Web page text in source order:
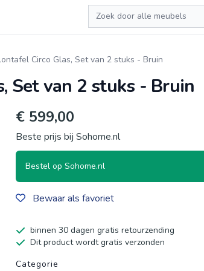
Zoeken
Circo Glas, Set van 2 stuks - Bruin
Set van 2 stuks - Bruin
€ 599,00
Beste prijs bij Sohome.nl
Bestel op Sohome.nl
Bewaar als favoriet
binnen 30 dagen gratis retourzending
Dit product wordt gratis verzonden
Productgegevens
Categorie